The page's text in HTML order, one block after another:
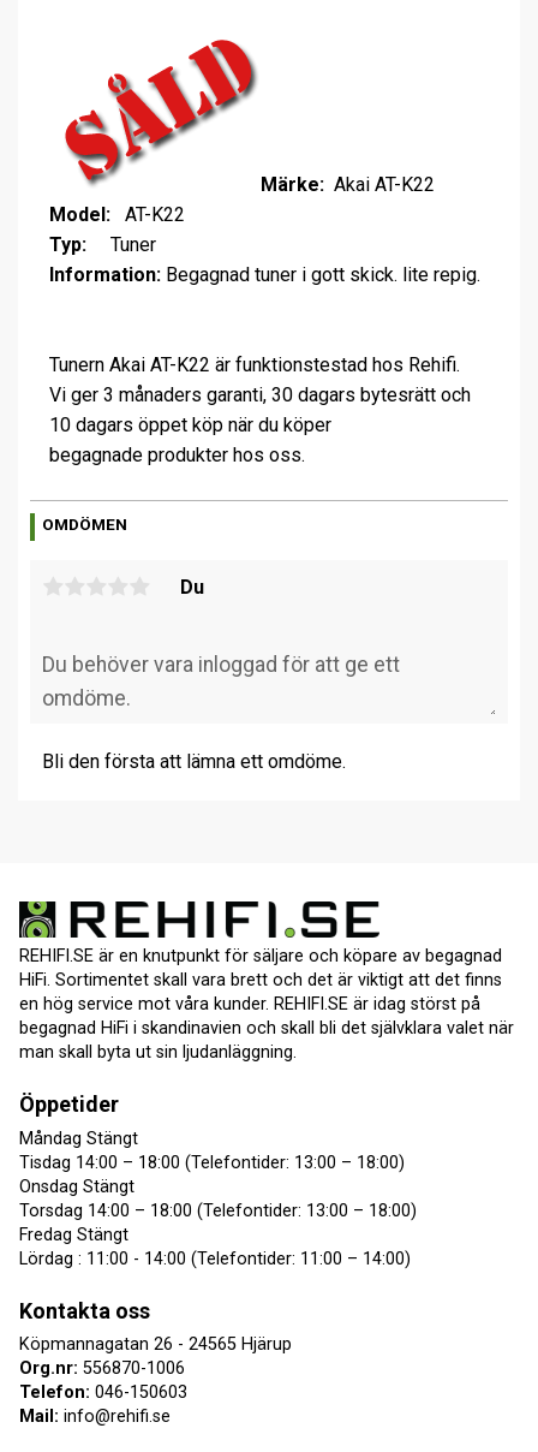
Märke: Akai AT-K22
Model: AT-K22
Typ:
Tuner
Information: Begagnad tuner i gott skick. lite repig.
Tunern Akai AT-K22 är funktionstestad hos Rehifi.
Vi ger 3 månaders garanti, 30 dagars bytesrätt och
10 dagars öppet köp när du köper
begagnade produkter hos oss.
OMDÖMEN
Du
Bli den första att lämna ett omdöme.
REHIFI.SE är en knutpunkt för säljare och köpare av begagnad
HiFi. Sortimentet skall vara brett och det är viktigt att det finns
en hög service mot våra kunder. REHIFI.SE är idag störst på
begagnad HiFi i skandinavien och skall bli det självklara valet när
man skall byta ut sin ljudanläggning.
Öppetider
Måndag Stängt
Tisdag 14:00 – 18:00 (Telefontider: 13:00 – 18:00)
Onsdag Stängt
Torsdag 14:00 – 18:00 (Telefontider: 13:00 – 18:00)
Fredag Stängt
Lördag : 11:00 - 14:00 (Telefontider: 11:00 – 14:00)
Kontakta oss
Köpmannagatan 26 - 24565 Hjärup
Org.nr: 556870-1006
Telefon: 046-150603
Mail: info@rehifi.se